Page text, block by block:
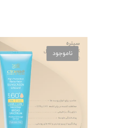
ناموجود